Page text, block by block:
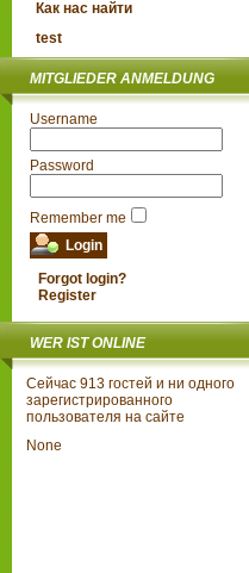
Как нас найти
test
MITGLIEDER ANMELDUNG
Username
Password
Remember me
Forgot login?
Register
WER IST ONLINE
Сейчас 913 гостей и ни одного
зарегистрированного
пользователя на сайте
None